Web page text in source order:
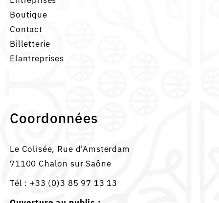
Boutique
Contact
Billetterie
Elantreprises
Coordonnées
Le Colisée, Rue d'Amsterdam
71100 Chalon sur Saône
Tél : +33 (0)3 85 97 13 13